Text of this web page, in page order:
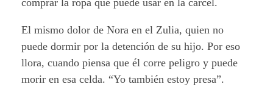
El mismo dolor de Nora en el Zulia, quien no
puede dormir por la detención de su hijo. Por eso
llora, cuando piensa que él corre peligro y puede
morir en esa celda. “Yo también estoy presa”.